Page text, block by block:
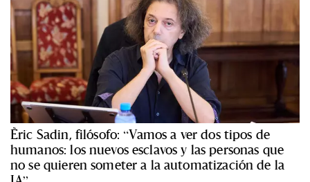
Èric Sadin, filósofo: “Vamos a ver dos tipos de
humanos: los nuevos esclavos y las personas que
no se quieren someter a la automatización de la